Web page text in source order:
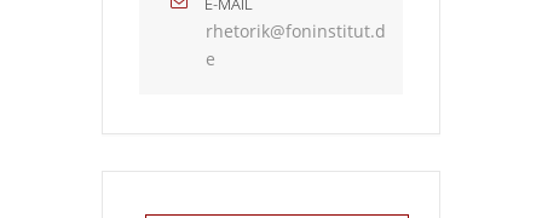
rhetorik@foninstitut.d
e